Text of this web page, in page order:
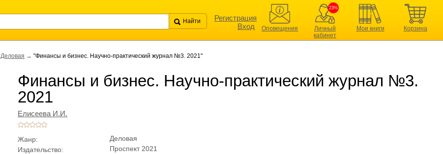
Регистрация
Вход
Оповещения
23%
Личный
кабинет
Мои книги Корзина
Деловая → "Финансы и бизнес. Научно-практический журнал №3. 2021"
Финансы и бизнес. Научно-практический журнал №3.
2021
Елисеева И.И.
Жанр:
Деловая
Издательство:
Проспект 2021